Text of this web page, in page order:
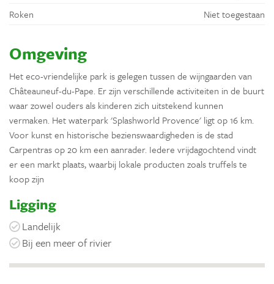
Roken
Niet toegestaan
Omgeving
Het eco-vriendelijke park is gelegen tussen de wijngaarden van
Châteauneuf-du-Pape. Er zijn verschillende activiteiten in de buurt
waar zowel ouders als kinderen zich uitstekend kunnen
vermaken. Het waterpark 'Splashworld Provence' ligt op 16 km.
Voor kunst en historische bezienswaardigheden is de stad
Carpentras op 20 km een aanrader. Iedere vrijdagochtend vindt
er een markt plaats, waarbij lokale producten zoals truffels te
koop zijn
Ligging
Landelijk
Bij een meer of rivier